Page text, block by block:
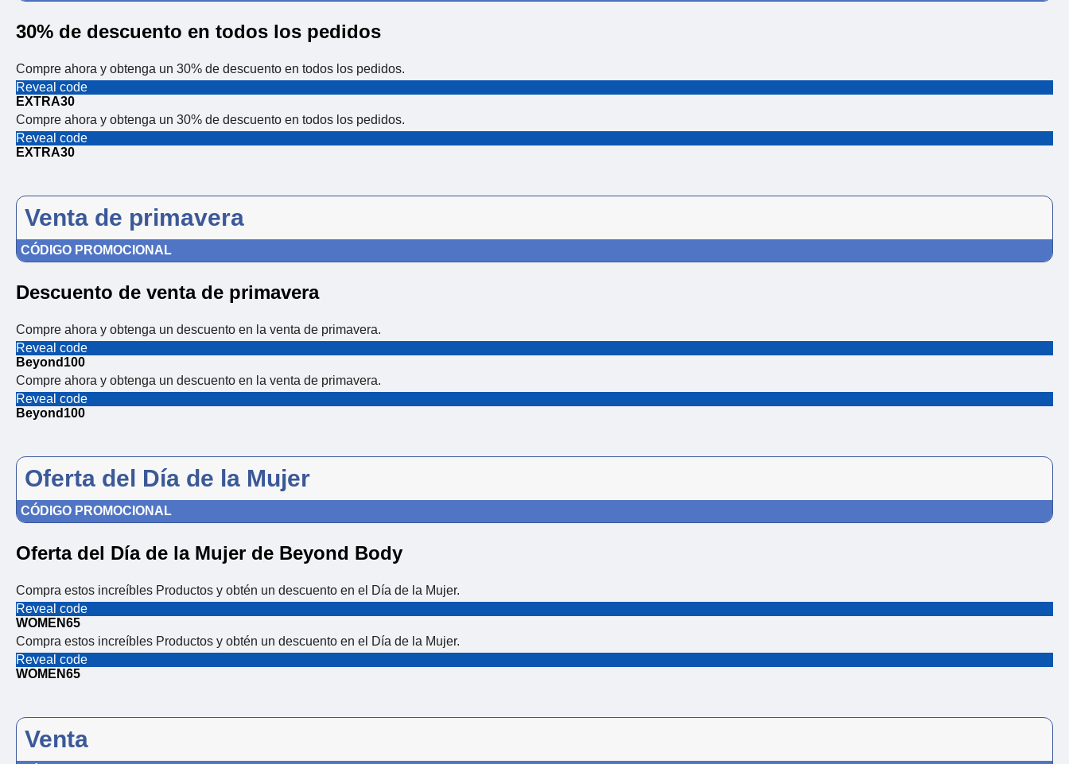
30% de descuento en todos los pedidos
Compre ahora y obtenga un 30% de descuento en todos los pedidos.
Reveal code
EXTRA30
Compre ahora y obtenga un 30% de descuento en todos los pedidos.
Reveal code
EXTRA30
Venta de primavera
CÓDIGO PROMOCIONAL
Descuento de venta de primavera
Compre ahora y obtenga un descuento en la venta de primavera.
Reveal code
Beyond100
Compre ahora y obtenga un descuento en la venta de primavera.
Reveal code
Beyond100
Oferta del Día de la Mujer
CÓDIGO PROMOCIONAL
Oferta del Día de la Mujer de Beyond Body
Compra estos increíbles Productos y obtén un descuento en el Día de la Mujer.
Reveal code
WOMEN65
Compra estos increíbles Productos y obtén un descuento en el Día de la Mujer.
Reveal code
WOMEN65
Venta